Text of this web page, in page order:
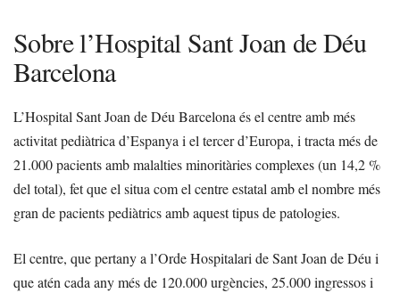
Sobre l’Hospital Sant Joan de Déu
Barcelona
L’Hospital Sant Joan de Déu Barcelona és el centre amb més
activitat pediàtrica d’Espanya i el tercer d’Europa, i tracta més de
21.000 pacients amb malalties minoritàries complexes (un 14,2 %
del total), fet que el situa com el centre estatal amb el nombre més
gran de pacients pediàtrics amb aquest tipus de patologies.
El centre, que pertany a l’Orde Hospitalari de Sant Joan de Déu i
que atén cada any més de 120.000 urgències, 25.000 ingressos i